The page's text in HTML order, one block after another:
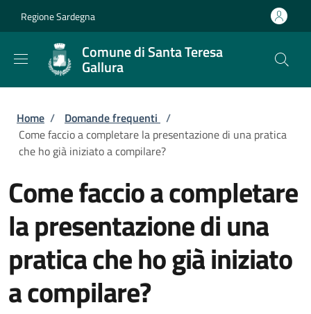
Regione Sardegna
Comune di Santa Teresa
Gallura
Briciole di pane
Home / Domande frequenti /
Come faccio a completare la presentazione di una pratica
che ho già iniziato a compilare?
Come faccio a completare
la presentazione di una
pratica che ho già iniziato
a compilare?